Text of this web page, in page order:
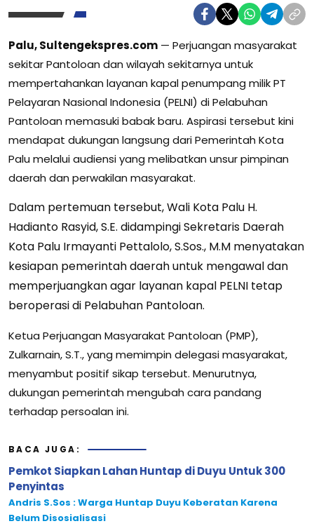
Palu, Sultengekspres.com — Perjuangan masyarakat
sekitar Pantoloan dan wilayah sekitarnya untuk
mempertahankan layanan kapal penumpang milik PT
Pelayaran Nasional Indonesia (PELNI) di Pelabuhan
Pantoloan memasuki babak baru. Aspirasi tersebut kini
mendapat dukungan langsung dari Pemerintah Kota
Palu melalui audiensi yang melibatkan unsur pimpinan
daerah dan perwakilan masyarakat.
Dalam pertemuan tersebut, Wali Kota Palu H.
Hadianto Rasyid, S.E. didampingi Sekretaris Daerah
Kota Palu Irmayanti Pettalolo, S.Sos., M.M menyatakan
kesiapan pemerintah daerah untuk mengawal dan
memperjuangkan agar layanan kapal PELNI tetap
beroperasi di Pelabuhan Pantoloan.
Ketua Perjuangan Masyarakat Pantoloan (PMP),
Zulkarnain, S.T., yang memimpin delegasi masyarakat,
menyambut positif sikap tersebut. Menurutnya,
dukungan pemerintah mengubah cara pandang
terhadap persoalan ini.
BACA JUGA:
Pemkot Siapkan Lahan Huntap di Duyu Untuk 300
Penyintas
Andris S.Sos : Warga Huntap Duyu Keberatan Karena
Belum Disosialisasi